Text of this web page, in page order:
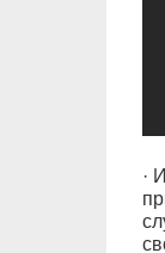
·